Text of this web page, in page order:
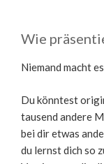
Wie
Niemand macht
Du könntest
tausend andere
bei dir etwas
du lernst dich so